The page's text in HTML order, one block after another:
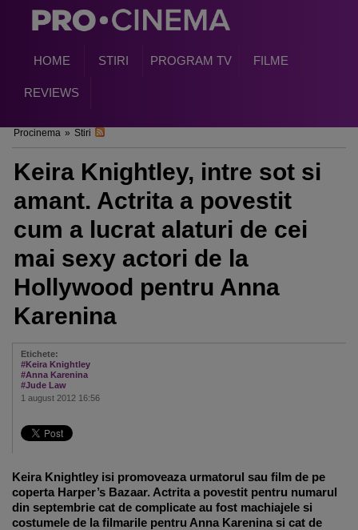
HOME STIRI PROGRAM TV FILME
REVIEWS
Procinema » Stiri
Keira Knightley, intre sot si
amant. Actrita a povestit
cum a lucrat alaturi de cei
mai sexy actori de la
Hollywood pentru Anna
Karenina
Etichete:
#Keira Knightley
#Anna Karenina
#Jude Law
1 august 2012 16:56
Keira Knightley isi promoveaza urmatorul sau film de pe
coperta Harper’s Bazaar. Actrita a povestit pentru numarul
din septembrie cat de complicate au fost machiajele si
costumele de la filmarile pentru Anna Karenina si cat de